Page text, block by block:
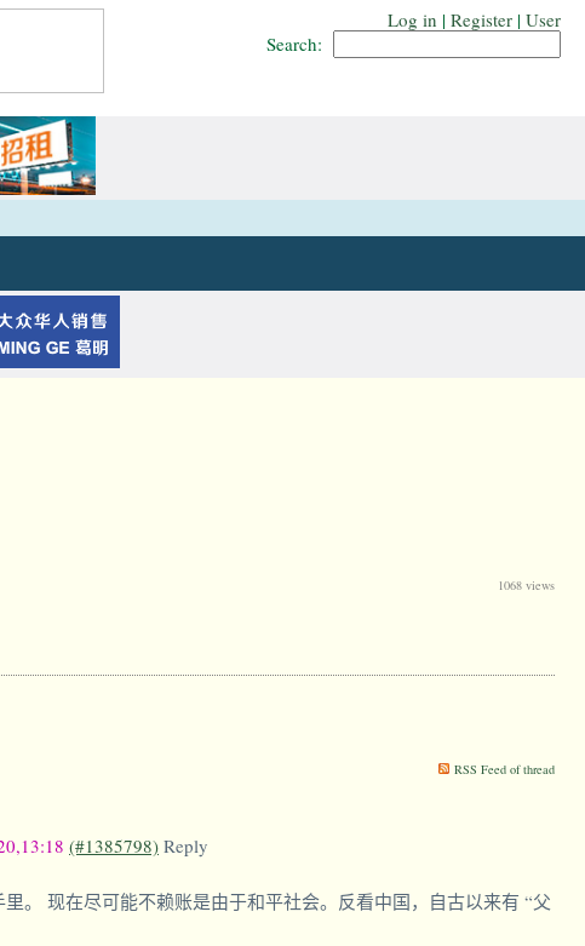
Log in | Register | User
Search:
1068 views
RSS Feed of thread
(#1385798) Reply
。 现在尽可能不赖账是由于和平社会。反看中国，自古以来有 “父